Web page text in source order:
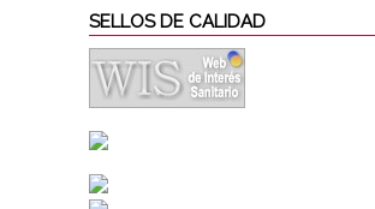
SELLOS DE CALIDAD